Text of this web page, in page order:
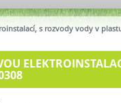
s rozvody vody v